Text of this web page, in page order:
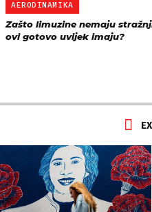
AERODINAMIKA
Zašto limuzine nemaju
ovi gotovo uvijek imaju?